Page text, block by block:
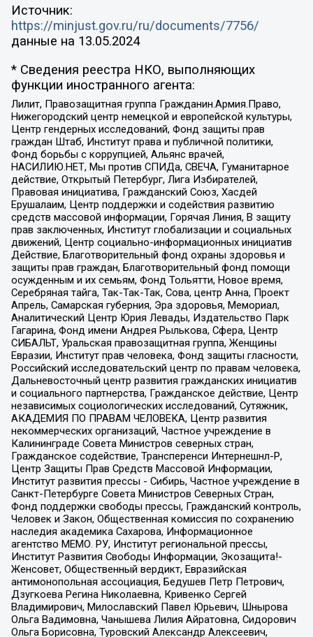
Источник:
https://minjust.gov.ru/ru/documents/7756/
данные на 13.05.2024
* Сведения реестра НКО, выполняющих
функции иностранного агента:
Лилит, Правозащитная группа Гражданин.Армия.Право,
Нижегородский центр немецкой и европейской культуры,
Центр гендерных исследований, Фонд защиты прав
граждан Штаб, Институт права и публичной политики,
Фонд борьбы с коррупцией, Альянс врачей,
НАСИЛИЮ.НЕТ, Мы против СПИДа, СВЕЧА, Гуманитарное
действие, Открытый Петербург, Лига Избирателей,
Правовая инициатива, Гражданский Союз, Хасдей
Ерушалаим, Центр поддержки и содействия развитию
средств массовой информации, Горячая Линия, В защиту
прав заключенных, Институт глобализации и социальных
движений, Центр социально-информационных инициатив
Действие, Благотворительный фонд охраны здоровья и
защиты прав граждан, Благотворительный фонд помощи
осужденным и их семьям, Фонд Тольятти, Новое время,
Серебряная тайга, Так-Так-Так, Сова, центр Анна, Проект
Апрель, Самарская губерния, Эра здоровья, Мемориал,
Аналитический Центр Юрия Левады, Издательство Парк
Гагарина, Фонд имени Андрея Рылькова, Сфера, Центр
СИБАЛЬТ, Уральская правозащитная группа, Женщины
Евразии, Институт прав человека, Фонд защиты гласности,
Российский исследовательский центр по правам человека,
Дальневосточный центр развития гражданских инициатив
и социального партнерства, Гражданское действие, Центр
независимых социологических исследований, Сутяжник,
АКАДЕМИЯ ПО ПРАВАМ ЧЕЛОВЕКА, Центр развития
некоммерческих организаций, Частное учреждение в
Калининграде Совета Министров северных стран,
Гражданское содействие, Трансперенси Интернешнл-Р,
Центр Защиты Прав Средств Массовой Информации,
Институт развития прессы - Сибирь, Частное учреждение в
Санкт-Петербурге Совета Министров Северных Стран,
Фонд поддержки свободы прессы, Гражданский контроль,
Человек и Закон, Общественная комиссия по сохранению
наследия академика Сахарова, Информационное
агентство МЕМО. РУ, Институт региональной прессы,
Институт Развития Свободы Информации, Экозащита!-
Женсовет, Общественный вердикт, Евразийская
антимонопольная ассоциация, Бедушев Петр Петрович,
Дзугкоева Регина Николаевна, Кривенко Сергей
Владимирович, Милославский Павел Юрьевич, Шнырова
Ольга Вадимовна, Чанышева Лилия Айратовна, Сидорович
Ольга Борисовна, Туровский Александр Алексеевич,